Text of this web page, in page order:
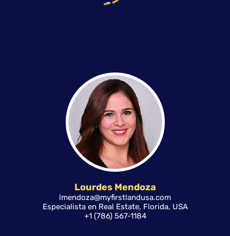
Lourdes Mendoza
lmendoza@myfirstlandusa.com
Especialista en Real Estate, Florida, USA
+1 (786) 567-1184